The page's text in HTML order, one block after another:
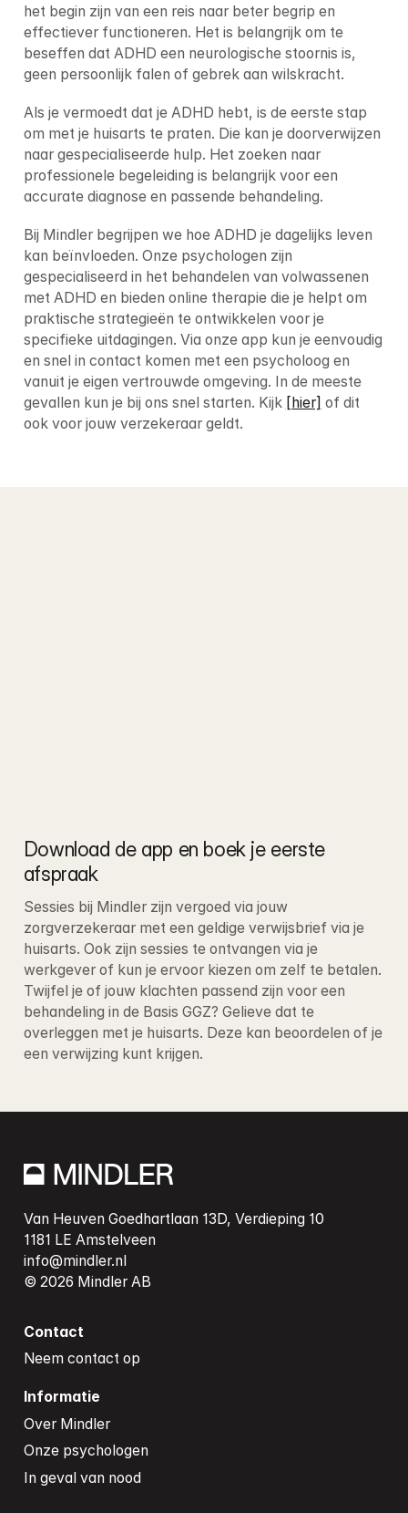
het begin zijn van een reis naar beter begrip en
effectiever functioneren. Het is belangrijk om te
beseffen dat ADHD een neurologische stoornis is,
geen persoonlijk falen of gebrek aan wilskracht.
Als je vermoedt dat je ADHD hebt, is de eerste stap
om met je huisarts te praten. Die kan je doorverwijzen
naar gespecialiseerde hulp. Het zoeken naar
professionele begeleiding is belangrijk voor een
accurate diagnose en passende behandeling.
Bij Mindler begrijpen we hoe ADHD je dagelijks leven
kan beïnvloeden. Onze psychologen zijn
gespecialiseerd in het behandelen van volwassenen
met ADHD en bieden online therapie die je helpt om
praktische strategieën te ontwikkelen voor je
specifieke uitdagingen. Via onze app kun je eenvoudig
en snel in contact komen met een psycholoog en
vanuit je eigen vertrouwde omgeving. In de meeste
gevallen kun je bij ons snel starten. Kijk [hier] of dit
ook voor jouw verzekeraar geldt.
Download de app en boek je eerste
afspraak
Sessies bij Mindler zijn vergoed via jouw
zorgverzekeraar met een geldige verwijsbrief via je
huisarts. Ook zijn sessies te ontvangen via je
werkgever of kun je ervoor kiezen om zelf te betalen.
Twijfel je of jouw klachten passend zijn voor een
behandeling in de Basis GGZ? Gelieve dat te
overleggen met je huisarts. Deze kan beoordelen of je
een verwijzing kunt krijgen.
Van Heuven Goedhartlaan 13D, Verdieping 10
1181 LE Amstelveen
info@mindler.nl
Contact
Neem contact op
Informatie
Over Mindler
Onze psychologen
In geval van nood